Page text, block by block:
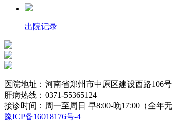
出院记录
医院地址：河南省郑州市中原区建设西路106号
肝病热线：0371-55365124
接诊时间：周一至周日 早8:00-晚17:00（全年无
豫ICP备16018176号-4